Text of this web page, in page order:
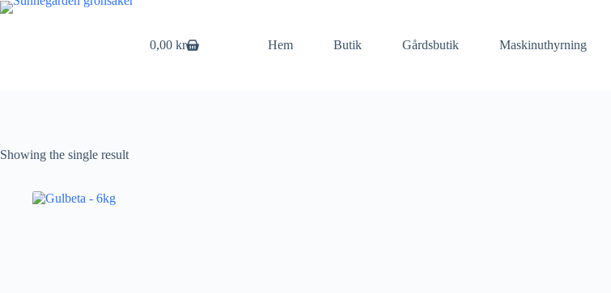
Skip
Shopping
0,00 kr Hem Butik Gårdsbutik Maskinuthyrning​
Showing the single result